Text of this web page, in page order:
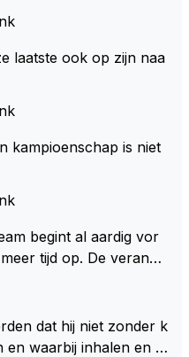
laatste ook op zijn naa
kampioenschap is niet
begint al aardig vor
tijd op. De verande
gewenste effect hebb
zal het 3 jaar zijn, hoo
Vergeet niet, hij hee
dat hij niet zonder k